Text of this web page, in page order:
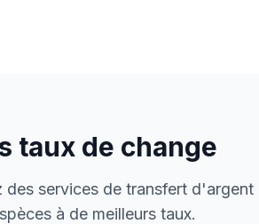
taux de change
des services de transfert d'argent
à de meilleurs taux.